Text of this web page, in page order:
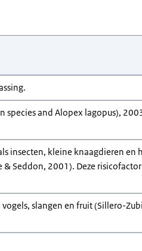
species and Alopex lagopus),
insecten, kleine knaagdieren en
Seddon, 2001). Deze
slangen en fruit (Sillero-